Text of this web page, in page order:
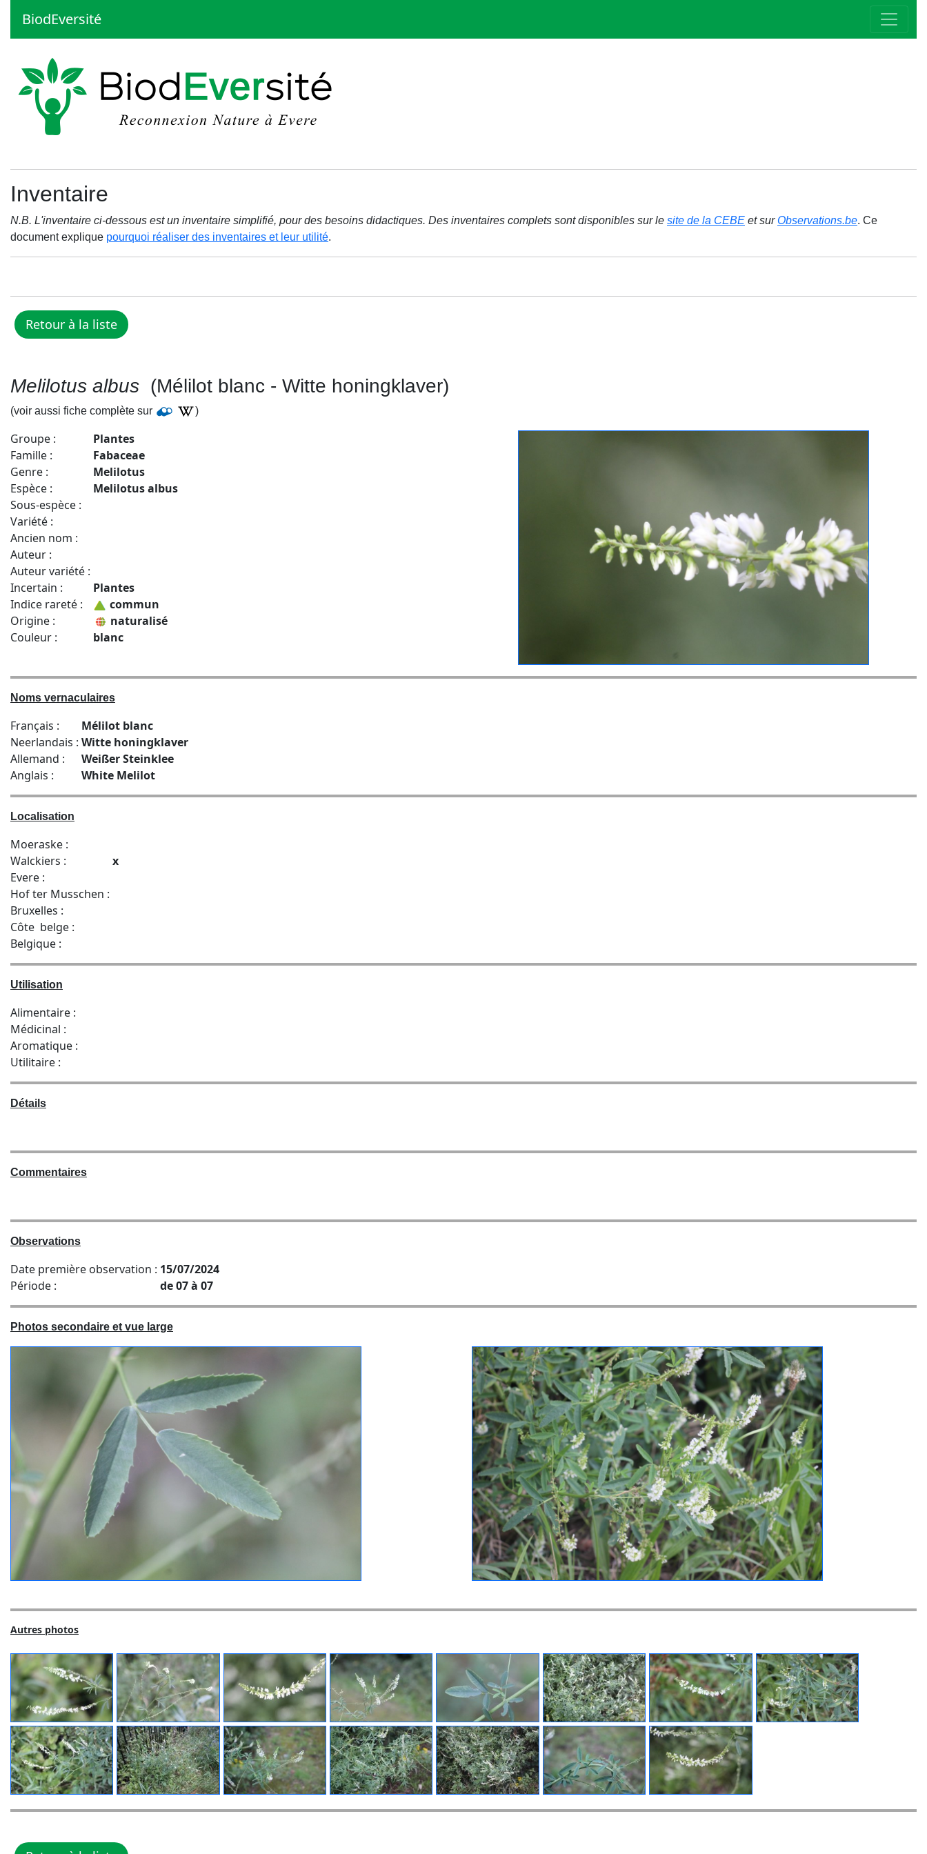
BiodEversité
Inventaire
N.B. L'inventaire ci-dessous est un inventaire simplifié, pour des besoins didactiques. Des inventaires complets sont disponibles sur le site de la CEBE et surObservations.be. Ce
document explique pourquoi réaliser des inventaires et leur utilité.
Melilotus albus (Mélilot blanc - Witte honingklaver)
(voir aussi fiche complète sur )
Groupe :
Plantes
Famille :
Fabaceae
Genre :
Melilotus
Espèce :
Melilotus albus
Sous-espèce :
Variété :
Ancien nom :
Auteur :
Auteur variété :
Incertain :
Plantes
Indice rareté :
commun
Origine :
naturalisé
Couleur :
blanc
Noms vernaculaires
Français :
Mélilot blanc
Neerlandais : Witte honingklaver
Allemand :
Weißer Steinklee
Anglais :
White Melilot
Localisation
Moeraske :
Walckiers :
x
Evere :
Hof ter Musschen :
Bruxelles :
Côte belge :
Belgique :
Utilisation
Alimentaire :
Médicinal :
Aromatique :
Utilitaire :
Détails
Commentaires
Observations
Date première observation : 15/07/2024
Période :
de 07 à 07
Photos secondaire et vue large
Autres photos